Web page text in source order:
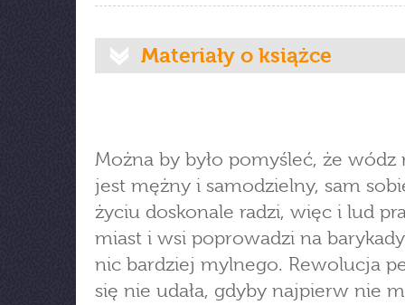
Materiały o książce
Można by było pomyśleć, że wódz
jest mężny i samodzielny, sam
życiu doskonale radzi, więc i lud
miast i wsi poprowadzi na
nic bardziej mylnego. Rewolucja
się nie udała, gdyby najpierw nie